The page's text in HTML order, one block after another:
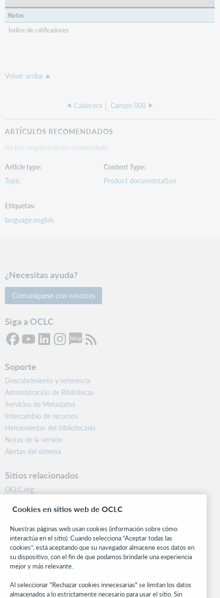
Notas
Índice de calificadores
Volver arriba
Cabecera Campo 008
ARTÍCULOS RECOMENDADOS
No hay ningún artículo recomendado.
Article type
Topic
Content Type
Product documentation
Etiquetas
language:english
¿Necesitas ayuda?
Comuníquese con nosotros
Siga a OCLC
Soporte
Descubrimiento y referencia
Administración de Bibliotecas
Servicios de Metadatos
Intercambio de recursos
Herramientas del bibliotecario
Notas de la versión
Alertas del sistema
Sitios relacionados
OCLC.org
Centro comunitario
Investigación
WebJunction
Red de desarrolladores
Manténgase al día
Obtenga las últimas novedades de los productos, estudios de
Cookies en sitios web de OCLC
Nuestras páginas web usan cookies (información sobre cómo
interactúa en el sitio). Cuando selecciona “Aceptar todas las
cookies”, está aceptando que su navegador almacene esos datos en
su dispositivo, con el fin de que podamos brindarle una experiencia
mejor y más relevante.
Al seleccionar "Rechazar cookies innecesarias" se limitan los datos
almacenados a lo estrictamente necesario para usar el sitio. Sin